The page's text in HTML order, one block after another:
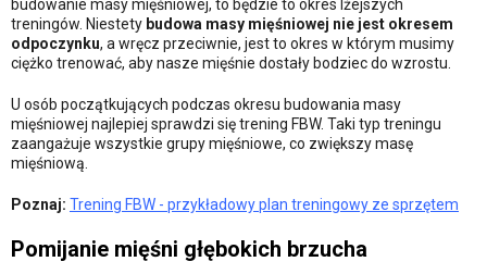
budowanie masy mięśniowej, to będzie to okres lżejszych
treningów. Niestety budowa masy mięśniowej nie jest okresem
odpoczynku, a wręcz przeciwnie, jest to okres w którym musimy
ciężko trenować, aby nasze mięśnie dostały bodziec do wzrostu.
U osób początkujących podczas okresu budowania masy
mięśniowej najlepiej sprawdzi się trening FBW. Taki typ treningu
zaangażuje wszystkie grupy mięśniowe, co zwiększy masę
mięśniową.
Poznaj: Trening FBW - przykładowy plan treningowy ze sprzętem
Pomijanie mięśni głębokich brzucha